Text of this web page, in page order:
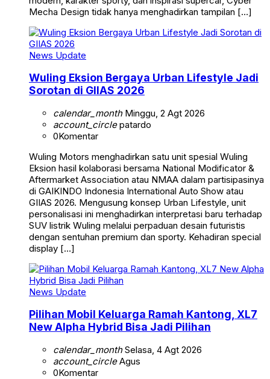
Mecha Design tidak hanya menghadirkan tampilan […]
News Update
Wuling Eksion Bergaya Urban Lifestyle Jadi
Sorotan di GIIAS 2026
calendar_monthMinggu, 2 Agt 2026
account_circlepatardo
0Komentar
Wuling Motors menghadirkan satu unit spesial Wuling
Eksion hasil kolaborasi bersama National Modificator &
Aftermarket Association atau NMAA dalam partisipasinya
di GAIKINDO Indonesia International Auto Show atau
GIIAS 2026. Mengusung konsep Urban Lifestyle, unit
personalisasi ini menghadirkan interpretasi baru terhadap
SUV listrik Wuling melalui perpaduan desain futuristis
dengan sentuhan premium dan sporty. Kehadiran special
display […]
News Update
Pilihan Mobil Keluarga Ramah Kantong, XL7
New Alpha Hybrid Bisa Jadi Pilihan
calendar_monthSelasa, 4 Agt 2026
account_circleAgus
0Komentar